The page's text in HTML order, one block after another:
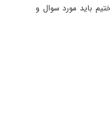
باید مورد سوال و